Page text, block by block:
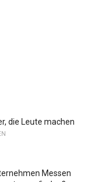
die Leute machen
Messen